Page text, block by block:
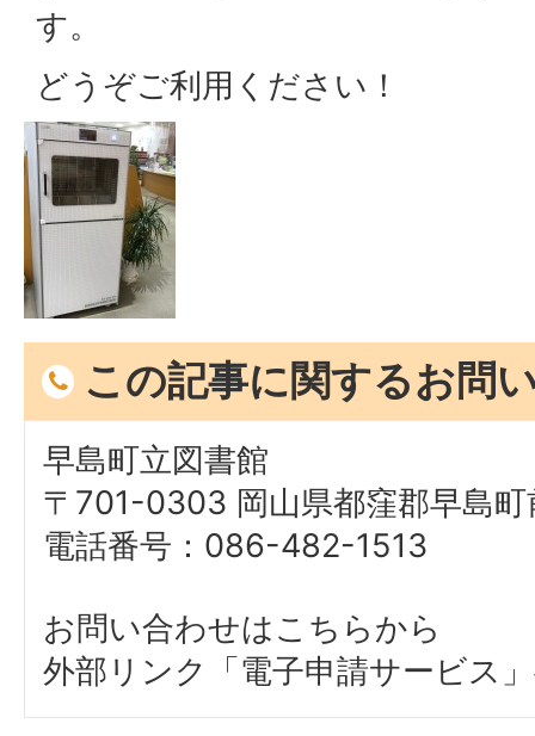
す。
どうぞご利用ください！
この記事に関するお問
早島町立図書館
〒701-0303 岡山県都窪郡早島
電話番号：086-482-1513
お問い合わせはこちらから
外部リンク「電子申請サービス